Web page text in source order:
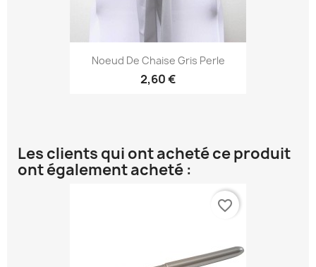
Noeud De Chaise Gris Perle
2,60 €
Les clients qui ont acheté ce produit
ont également acheté :
favorite_border